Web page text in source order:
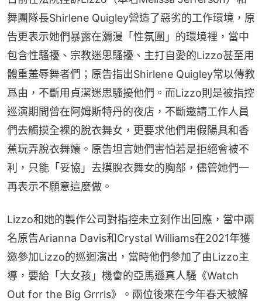
舞團隊長Shirlene Quigley營造了惡劣的工作環境，原
告更表示她們暴露在瀰漫「性氛圍」的環境裡，當中
包含性騷擾、宗教迷思騷擾、主打自愛的Lizzo甚至用
體重羞辱舞者們；原告指出Shirlene Quigley常以傳教
爲由，不斷用貞潔迷思騷擾他們。而Lizzo則是被指控
巡演期間曾在阿姆斯特丹的夜店，不斷邀請工作人員
們去觸摸全裸的脫衣舞女，更要求他們用假陽具和香
蕉玩弄脫衣舞孃。原告坦言她們害怕若是拒絕會被不
利，只能「妥協」去摸脫衣舞女的胸部，儘管她們一
再表示不願意這麼做。
Lizzo和她的製作公司對指控未立刻作出回應，當中兩
名原告Arianna Davis和Crystal Williams在2021年獲
邀參加Lizzo的巡迴演出，當時他們參加了由Lizzo主
導，要給「大女孩」機會的亞馬遜真人騷《Watch
Out for the Big Grrrls》。兩位後來在今年春天被解